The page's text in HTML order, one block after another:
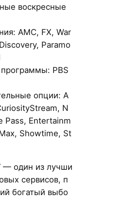
воскресные
AMC, FX, War
Paramo
PBS
опции: A
N
Pass, Entertainm
Showtime, St
— один из лучши
сервисов, п
богатый выбо